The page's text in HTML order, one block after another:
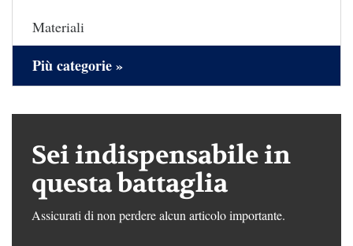
Materiali
Più categorie »
Sei indispensabile in
questa battaglia
Assicurati di non perdere alcun articolo importante.